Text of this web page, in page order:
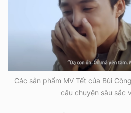
Các sản phẩm MV Tết của Bùi
câu chuyện sâu sắc